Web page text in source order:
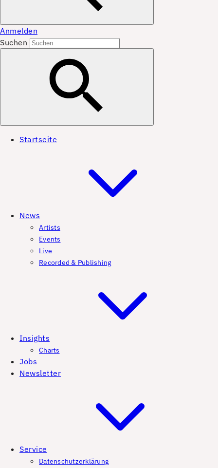
Anmelden
Suchen
Startseite
News
Artists
Events
Live
Recorded & Publishing
Insights
Charts
Jobs
Newsletter
Service
Datenschutzerklärung